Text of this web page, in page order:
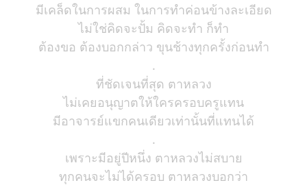
มีเคล็ดในการผสม ในการทำค่อนข้างละเอียด
ไม่ใช่คิดจะปั้ม คิดจะทำ ก็ทำ
ต้องขอ ต้องบอกกล่าว ขุนช้างทุกครั้งก่อนทำ
.
ที่ชัดเจนที่สุด ตาหลวง
ไม่เคยอนุญาตให้ใครครอบครูแทน
มีอาจารย์แขกคนเดียวเท่านั้นที่แทนได้
.
เพราะมีอยู่ปีหนึ่ง ตาหลวงไม่สบาย
ทุกคนจะไม่ได้ครอบ ตาหลวงบอกว่า